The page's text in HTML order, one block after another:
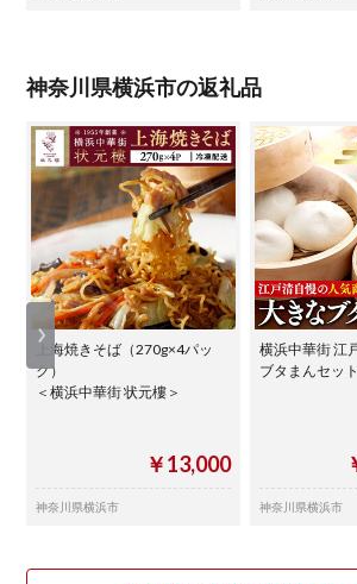
神奈川県横浜市の返礼品
上海焼きそば（270g×4パッ
ク）
＜横浜中華街 状元樓＞
￥13,000
神奈川県横浜市
横浜中華街 江
ブタまんセット
神奈川県横浜市